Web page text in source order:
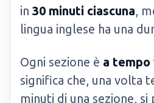
in 30 minuti ciascuna,
lingua inglese ha una
Ogni sezione è a tempo
significa che, una volta
minuti di una sezione, si